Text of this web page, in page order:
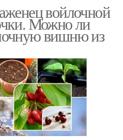
войлочной
Можно ли
вишню из